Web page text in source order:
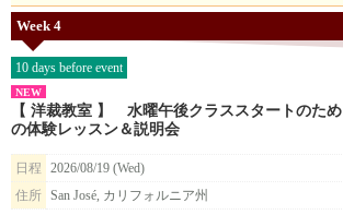
Week 4
10 days before event
NEW
【 洋裁教室 】 水曜午後クラススタートのため
の体験レッスン＆説明会
日程
2026/08/19 (Wed)
住所 San José, カリフォルニア州